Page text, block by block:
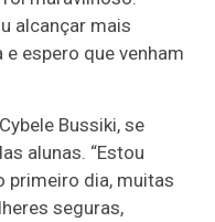
alcançar mais
espero que venham
Bussiki, se
alunas. “Estou
primeiro dia, muitas
seguras,